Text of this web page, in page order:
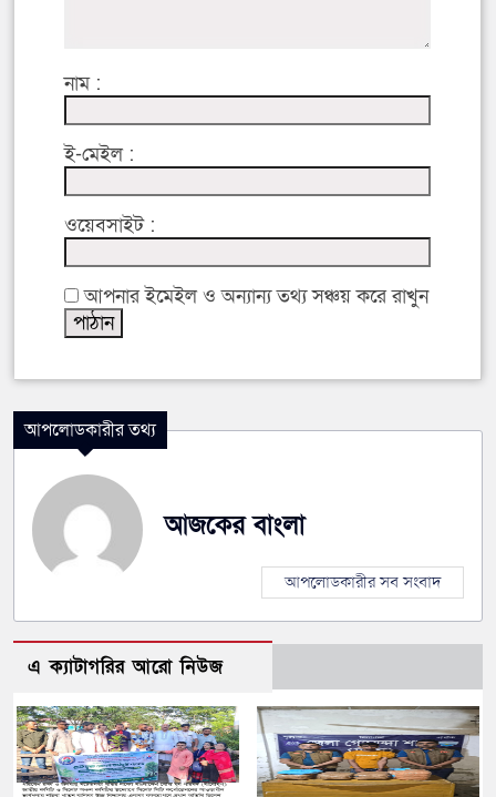
নাম :
ই-মেইল :
ওয়েবসাইট :
আপনার ইমেইল ও অন্যান্য তথ্য সঞ্চয় করে রাখুন
আপলোডকারীর তথ্য
আজকের বাংলা
আপলোডকারীর সব সংবাদ
এ ক্যাটাগরির আরো নিউজ